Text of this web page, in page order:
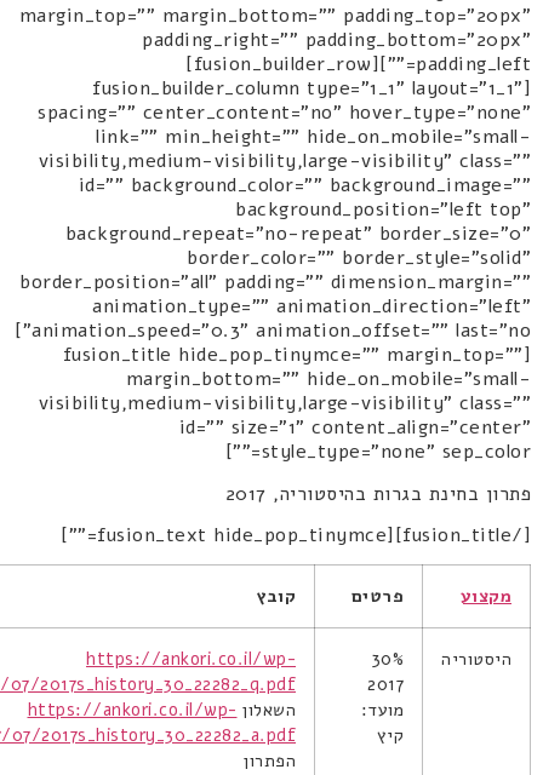
margin_top="" margin_bottom="" padding_top="20px"
padding_right="" padding_bottom="20px"
padding_left=""][fusion_builder_row]
[fusion_builder_column type="1_1" layout="1_1"
spacing="" center_content="no" hover_type="none"
link="" min_height="" hide_on_mobile="small-
visibility,medium-visibility,large-visibility" class=""
id="" background_color="" background_image=""
background_position="left top"
background_repeat="no-repeat" border_size="0"
border_color="" border_style="solid"
border_position="all" padding="" dimension_margin=""
animation_type="" animation_direction="left"
animation_speed="0.3" animation_offset="" last="no"]
[fusion_title hide_pop_tinymce="" margin_top=""
margin_bottom="" hide_on_mobile="small-
visibility,medium-visibility,large-visibility" class=""
id="" size="1" content_align="center"
style_type="none" sep_color=""]
פתרון בחינת בגרות בהיסטוריה, 2017
[/fusion_title][fusion_text hide_pop_tinymce=""]
מקצוע פרטים קובץ
היסטוריה
30%
2017
מועד:
קיץ
https://ankori.co.il/wp-
2017s_history_30_22282_q.pdf
השאלון https://ankori.co.il/wp-
2017s_history_30_22282_a.pdf
הפתרון